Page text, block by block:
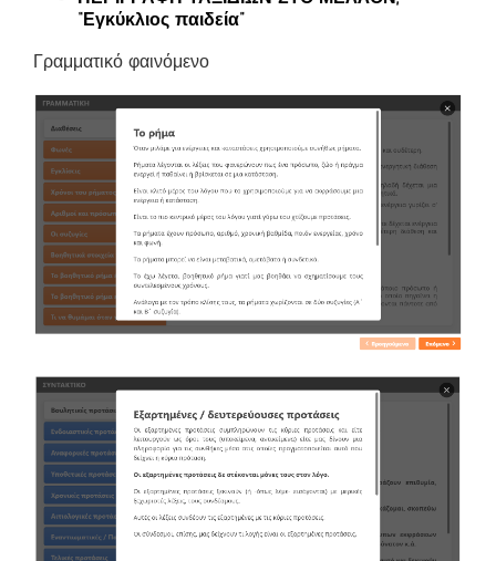
“Εγκύκλιος παιδεία”
Γραμματικό φαινόμενο